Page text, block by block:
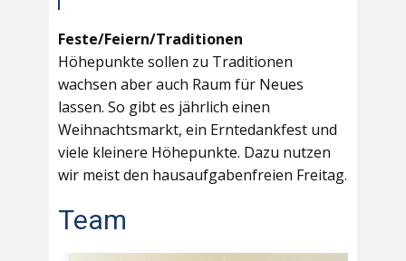
Feste/Feiern/Traditionen
Höhepunkte sollen zu Traditionen
wachsen aber auch Raum für Neues
lassen. So gibt es jährlich einen
Weihnachtsmarkt, ein Erntedankfest und
viele kleinere Höhepunkte. Dazu nutzen
wir meist den hausaufgabenfreien Freitag.
Team